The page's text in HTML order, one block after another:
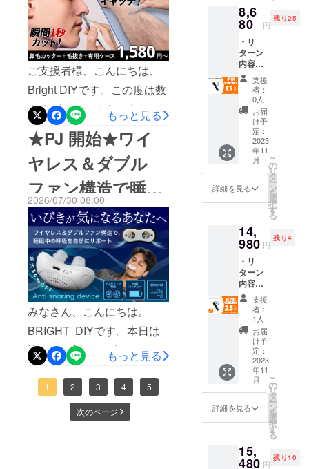
に入り登録することで公開
されたらメールでお知らせ
いたします！プレビュー
ページはこちら &gt;&gt;&gt;
https://camp-
fire.jp/projects/962439/view
＞＞＞ クーポンのURLは
こちら ＜＜＜※公開日から
クーポンリンクが使用でき
ます。プレビューページは
こちら
&gt;&gt;&gt; https://camp-
fire.jp/projects/962439/view
今後とも、何卒よろしくお
願い致します。BRIGHT
チーム
ファスナーで防水性能が高
く、着脱可能なヒップパッ
クや背面パッドで快適性も
抜群。日常から本格的なア
ウトドアまで、あらゆる
シーンに対応する本格派で
す。プロジェクト概要キャ
ンペーン期間 2026年8月5
日～2026年9月30日プラッ
トフォーム CAMPFIRE
キャンペーンURL
https://camp-
fire.jp/projects/968334/view※
プロジェクト公開後から閲
覧可能になります。2026年
8月5日 8時からプロジェク
ト公開となります。数に限
りがございますので、早い
者勝ちです！！！1点の早期
様のみ70％OFFとなりま
す！※早期リターンは在庫が
パー＋毛抜きセッ
ト！【最大
51%OFF】
ご支援者様、こんにちは、
Bright DIYです。この度は数
あるプロジェクトの中から
弊社を選んで頂きまして誠
にありがとうございます。
今回は皆さまに新しいプロ
ジェクトを紹介させて頂き
ます。早割は最大
51%OFF！！！ステンレス
製の丸型ヘッド採用！切れ
味、掴み心地はそのままに
肌を傷つけにくく清潔で高
耐久。曲線ヘッドで身体に
フィット！鼻毛だけでなく
全身のムダ毛処理に幅広く
使えます。旅行やお泊りに
も最適な持ち運びやすい専
用ケース付き！プロジェク
ト概要キャンペーン期間
もっと見る
★PJ 開始★ワイ
ヤレス＆ダブル
ファン構造で睡眠
中の呼吸を自然に
サポート【いびき
デバイス】最大
50%OFF
2026/07/30 08:00
みなさん、こんにちは。
BRIGHT DIYです。本日は
皆さまに新しいプロジェク
トを紹介させて頂きます。
最大50%OFF！！！ワイヤ
レス＆ダブルファン構造で
もっと見る
1 2 3 4 5
次のページ
給状
況、製
造工程
上の都
合など
により
出荷時
期が遅
れる場
合がご
ざいま
す。 ※
皆様の
ご支援
により
量産効
率が向
売価格
が販売
予定価
格より
下がる
可能性
もござ
いま
す。 ※
類似商
品が発
生する
可能性
があり
ます。
ご了承
頂いた
様お願
い致し
8,6
80 円
残り25
・リ
ターン
内容：
A23
AIR
COMPR
ESSOR
×1セッ
ト ・一
般予定
販売価
額：
9,980円
※ご注文
状況、
使用部
給状
況、製
造工程
上の都
合など
により
出荷時
期が遅
れる場
合がご
ざいま
す。 ※
皆様の
ご支援
により
量産効
率が向
売価格
が販売
支援
者：
0人
お届
け予
定：
2023
年11
月
詳細を見る
こ
の
リ
タ
ー
ン
を
選
択
す
る
14,
980 円
残り4
・リ
ターン
内容：
A23
AIR
COMPR
ESSOR
×2セッ
ト ・一
般予定
販売価
額：
19,960
円 ※ご
注文状
況、使
の供給
状況、
支援
者：
1人
お届
け予
定：
2023
年11
月
詳細を見る
こ
の
リ
タ
ー
ン
を
選
択
す
る
15,
480 円
残り10